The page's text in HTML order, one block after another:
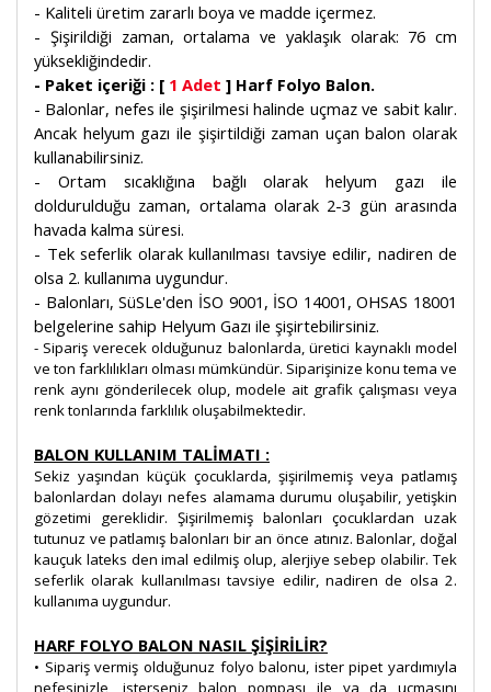
- Kaliteli üretim zararlı boya ve madde içermez.
- Şişirildiği zaman, ortalama ve yaklaşık olarak: 76 cm
yüksekliğindedir.
- Paket içeriği : [ 1 Adet ] Harf Folyo Balon.
- Balonlar, nefes ile şişirilmesi halinde uçmaz ve sabit kalır.
Ancak helyum gazı ile şişirtildiği zaman uçan balon olarak
kullanabilirsiniz.
- Ortam sıcaklığına bağlı olarak helyum gazı ile
doldurulduğu zaman, ortalama olarak 2-3 gün arasında
havada kalma süresi.
- Tek seferlik olarak kullanılması tavsiye edilir, nadiren de
olsa 2. kullanıma uygundur.
- Balonları, SüSLe'den İSO 9001, İSO 14001, OHSAS 18001
belgelerine sahip Helyum Gazı ile şişirtebilirsiniz.
- Sipariş verecek olduğunuz balonlarda, üretici kaynaklı model
ve ton farklılıkları olması mümkündür. Siparişinize konu tema ve
renk aynı gönderilecek olup, modele ait grafik çalışması veya
renk tonlarında farklılık oluşabilmektedir.
BALON KULLANIM TALİMATI :
Sekiz yaşından küçük çocuklarda, şişirilmemiş veya patlamış
balonlardan dolayı nefes alamama durumu oluşabilir, yetişkin
gözetimi gereklidir. Şişirilmemiş balonları çocuklardan uzak
tutunuz ve patlamış balonları bir an önce atınız. Balonlar, doğal
kauçuk lateks den imal edilmiş olup, alerjiye sebep olabilir. Tek
seferlik olarak kullanılması tavsiye edilir, nadiren de olsa 2.
kullanıma uygundur.
HARF FOLYO BALON NASIL ŞİŞİRİLİR?
• Sipariş vermiş olduğunuz folyo balonu, ister pipet yardımıyla
nefesinizle, isterseniz balon pompası ile ya da uçmasını